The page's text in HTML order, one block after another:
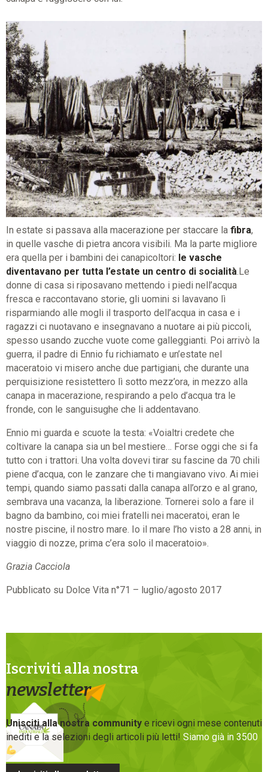
In estate si passava alla macerazione per staccare la fibra,
in quelle vasche di pietra ancora visibili. Ma la parte migliore
era quella per i bambini dei canapicoltori: le vasche
diventavano per tutta l’estate un centro di socialità.Le
donne di casa si riposavano mettendo i piedi nell’acqua
fresca e raccontavano storie, gli uomini si lavavano lì
risparmiando alle mogli il trasporto dell’acqua in casa e i
ragazzi ci nuotavano e insegnavano a nuotare ai più piccoli,
spesso usando zucche vuote come galleggianti. Poi arrivò la
guerra, il padre di Ennio fu richiamato e un’estate nel
maceratoio vi misero anche due partigiani, che durante una
perquisizione resistettero lì sotto mezz’ora, in mezzo alla
canapa in macerazione, respirando a pelo d’acqua tra le
fronde, con le sanguisughe che li addentavano.
Ennio mi guarda e scuote la testa: «Voialtri credete che
coltivare la canapa sia un bel mestiere… Forse oggi che si fa
tutto con i trattori. Una volta dovevi tirar su fascine da 70 chili
piene d’acqua, con le zanzare che ti mangiavano vivo. Ai miei
tempi, quando siamo passati dalla canapa all’orzo e al grano,
sembrava una vacanza, la liberazione. Tornerei solo a fare il
bagno da bambino, coi miei fratelli nei maceratoi, eran le
nostre piscine, il nostro mare. Io il mare l’ho visto a 28 anni, in
viaggio di nozze, prima c’era solo il maceratoio».
Grazia Cacciola
Pubblicato su Dolce Vita n°71 – luglio/agosto 2017
Iscriviti alla nostra
newsletter
Unisciti alla nostra community e ricevi ogni mese contenuti
inediti e la selezioni degli articoli più letti! Siamo già in 3500